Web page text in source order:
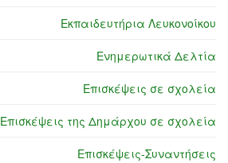
Εκπαιδευτήρια Λευκονοίκου
Ενημερωτικά Δελτία
Επισκέψεις σε σχολεία
Επισκέψεις της Δημάρχου σε σχολεία
Επισκέψεις-Συναντήσεις